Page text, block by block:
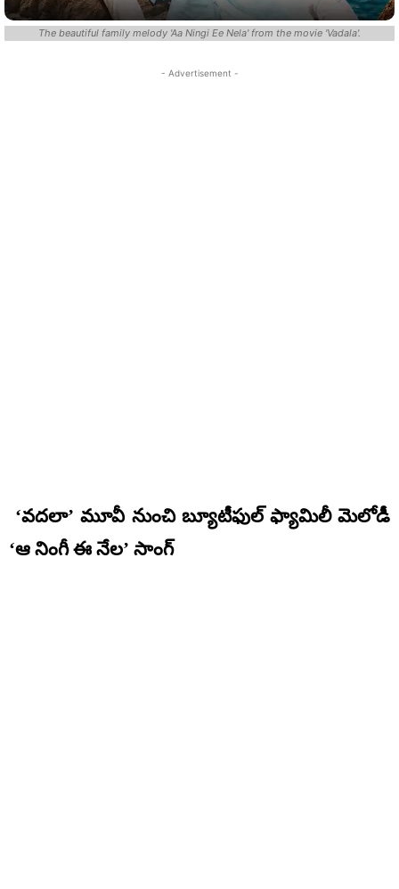
The beautiful family melody 'Aa Ningi Ee Nela' from the movie 'Vadala'.
- Advertisement -
‘వదలా’ మూవీ నుంచి బ్యూటీఫుల్ ఫ్యామిలీ మెలోడీ
‘ఆ నింగీ ఈ నేల’ సాంగ్